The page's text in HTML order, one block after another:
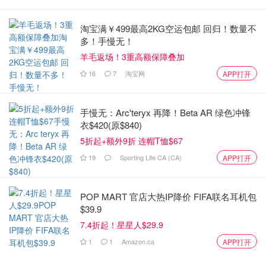
淘宝满￥499最高2KG空运包邮 回归！数量不
多！手慢无！
羊毛返场！3重高额保障叠加
16 7 淘宝网 APP打开
手慢无：Arc'teryx 再降！Beta AR 绿色冲锋
衣$420(原$840)
5折起+额外9折 连帽T恤$67
19 Sporting Life CA (CA) APP打开
POP MART 官店大热IP降价 FIFA联名耳机包
$39.9
7.4折起！星星人$29.9
1 1 Amazon.ca APP打开